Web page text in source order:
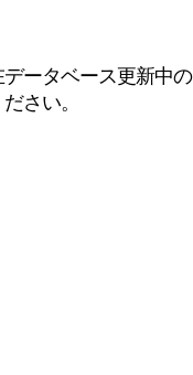
ータベース更新中の
さい。